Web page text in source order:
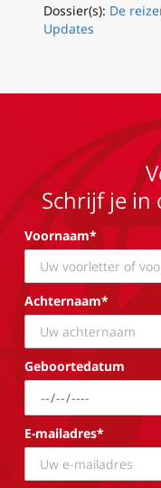
Dossier(s): De
Updates
Schrijf je in
Voornaam*
Achternaam*
Geboortedatum
E-mailadres*